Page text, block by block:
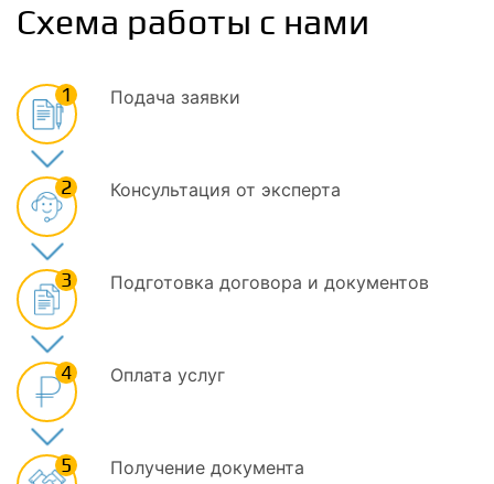
Схема работы с нами
1 Подача заявки
2 Консультация от эксперта
3 Подготовка договора и документов
4 Оплата услуг
5 Получение документа